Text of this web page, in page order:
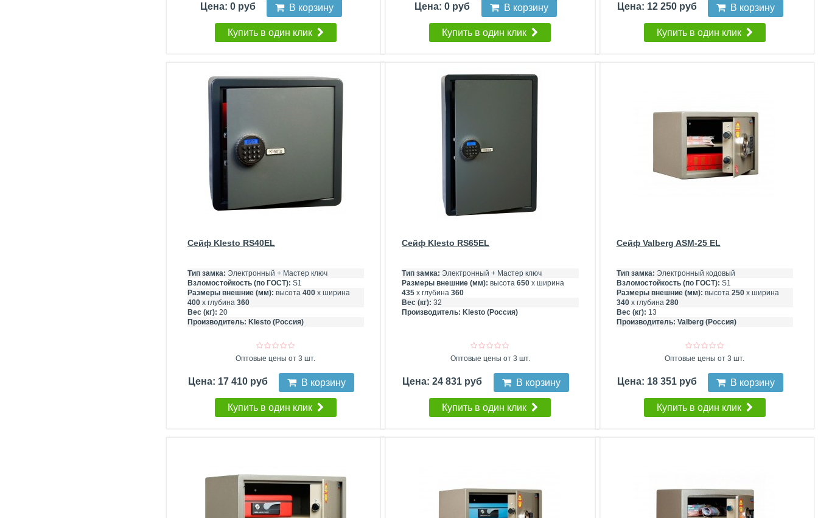
Цена: 0 руб В корзину
Купить в один клик
Цена: 0 руб В корзину
Купить в один клик
Цена: 12 250 руб В корзину
Купить в один клик
Сейф Klesto RS40EL
Тип замка: Электронный + Мастер ключ
Взломостойкость (по ГОСТ): S1
Размеры внешние (мм): высота 400х ширина
400х глубина 360
Вес (кг): 20
Производитель: Klesto (Россия)
Оптовые цены от 3 шт.
Цена: 17 410 руб В корзину
Купить в один клик
Сейф Klesto RS65EL
Тип замка: Электронный + Мастер ключ
Размеры внешние (мм): высота650 х ширина
435 х глубина360
Вес (кг): 32
Производитель: Klesto (Россия)
Оптовые цены от 3 шт.
Цена: 24 831 руб В корзину
Купить в один клик
Сейф Valberg ASM-25 EL
Тип замка: Электронный кодовый
Взломостойкость (по ГОСТ): S1
Размеры внешние (мм): высота 250х ширина
340х глубина 280
Вес (кг): 13
Производитель: Valberg (Россия)
Оптовые цены от 3 шт.
Цена: 18 351 руб В корзину
Купить в один клик